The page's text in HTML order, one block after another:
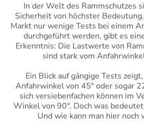
In der Welt des Rammschutzes
Sicherheit von höchster
Markt nur wenige Tests bei einem
durchgeführt werden, gibt es
Erkenntnis: Die Lastwerte von
sind stark vom
Ein Blick auf gängige Tests
Anfahrwinkel von 45° oder sogar
sich versiebenfachen können im
Winkel von 90°. Doch was
Und wie kann man hier noch